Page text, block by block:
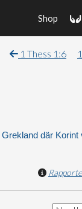
Shop
1 Thess 1:6
Grekland där Korint